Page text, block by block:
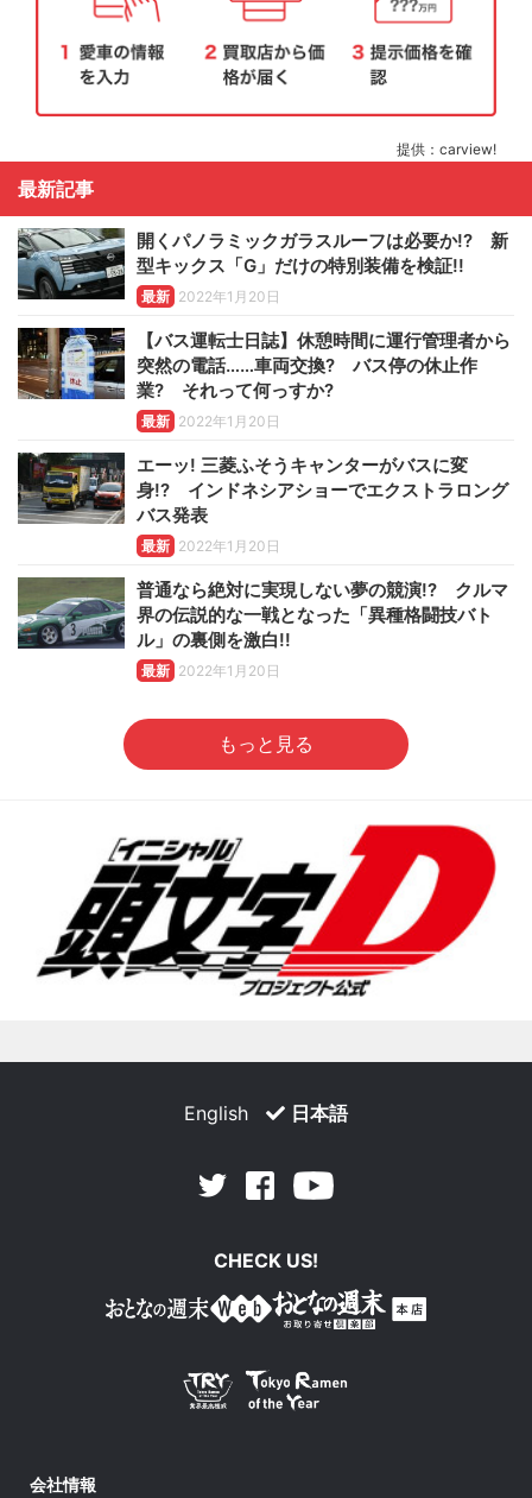
提供：carview!
最新記事
開くパノラミックガラスルーフは必要か!? 新
型キックス「G」だけの特別装備を検証!!
最新 2022年1月20日
【バス運転士日誌】休憩時間に運行管理者から
突然の電話……車両交換? バス停の休止作
業? それって何っすか?
最新 2022年1月20日
エーッ! 三菱ふそうキャンターがバスに変
身!? インドネシアショーでエクストラロング
バス発表
最新 2022年1月20日
普通なら絶対に実現しない夢の競演!? クルマ
界の伝説的な一戦となった「異種格闘技バト
ル」の裏側を激白!!
最新 2022年1月20日
もっと見る
English 日本語
Twitter Facebook
CHECK US!
会社情報